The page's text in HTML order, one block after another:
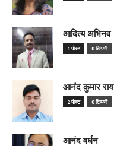
आदित्य अभिनव
1 पोस्ट 0 टिप्पणी
आनंद कुमार राय
2 पोस्ट 0 टिप्पणी
आनंद वर्धन